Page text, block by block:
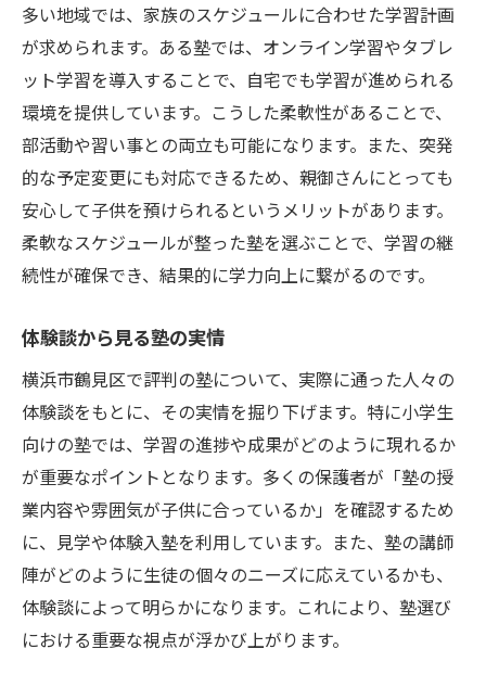
多い地域では、家族のスケジュールに合わせた学習計画
が求められます。ある塾では、オンライン学習やタブレ
ット学習を導入することで、自宅でも学習が進められる
環境を提供しています。こうした柔軟性があることで、
部活動や習い事との両立も可能になります。また、突発
的な予定変更にも対応できるため、親御さんにとっても
安心して子供を預けられるというメリットがあります。
柔軟なスケジュールが整った塾を選ぶことで、学習の継
続性が確保でき、結果的に学力向上に繋がるのです。
体験談から見る塾の実情
横浜市鶴見区で評判の塾について、実際に通った人々の
体験談をもとに、その実情を掘り下げます。特に小学生
向けの塾では、学習の進捗や成果がどのように現れるか
が重要なポイントとなります。多くの保護者が「塾の授
業内容や雰囲気が子供に合っているか」を確認するため
に、見学や体験入塾を利用しています。また、塾の講師
陣がどのように生徒の個々のニーズに応えているかも、
体験談によって明らかになります。これにより、塾選び
における重要な視点が浮かび上がります。